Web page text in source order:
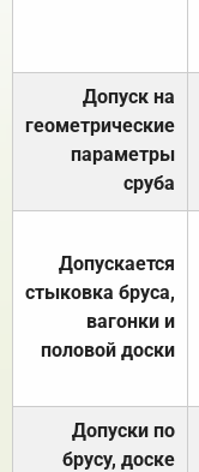
Допуск на
геометрические
параметры
сруба
Допускается
стыковка бруса,
вагонки и
половой доски
Допуски по
брусу, доске